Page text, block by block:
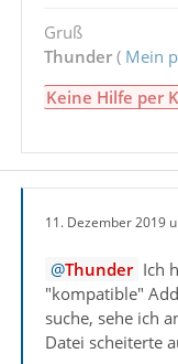
Gruß
Thunder( Mein
Keine Hilfe per
11. Dezember 2019
Thunder Ich
"kompatible"
suche, sehe ich
Datei scheiterte